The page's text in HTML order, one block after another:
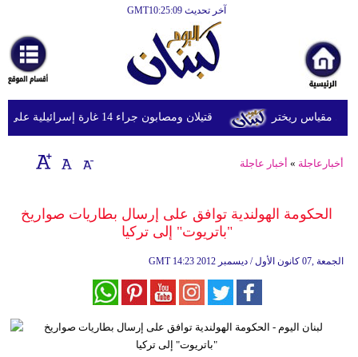
آخر تحديث GMT10:25:09
أخبارعاجلة
رياضة
ثقافة
إقتصاد
وموسيقى
قتيلان ومصابون جراء 14 غارة إسرائيلية على شرق وجنوب لبنان
أخبارعاجلة » أخبار عاجلة
الحكومة الهولندية توافق على إرسال بطاريات صواريخ
"باتريوت" إلى تركيا
GMT 14:23 2012 الجمعة ,07 كانون الأول / ديسمبر